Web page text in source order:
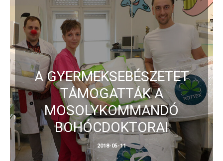
A GYERMEKSEBÉSZETET
TÁMOGATTÁK A
MOSOLYKOMMANDÓ
BOHÓCDOKTORAI
2018-05-11